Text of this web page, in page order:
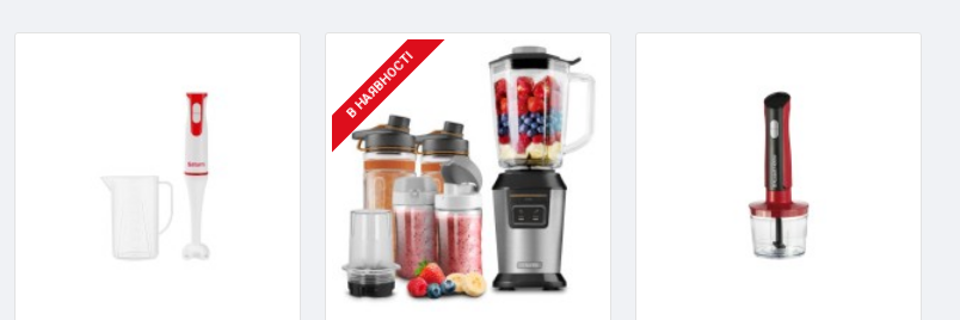
В НАЯВНОСТІ